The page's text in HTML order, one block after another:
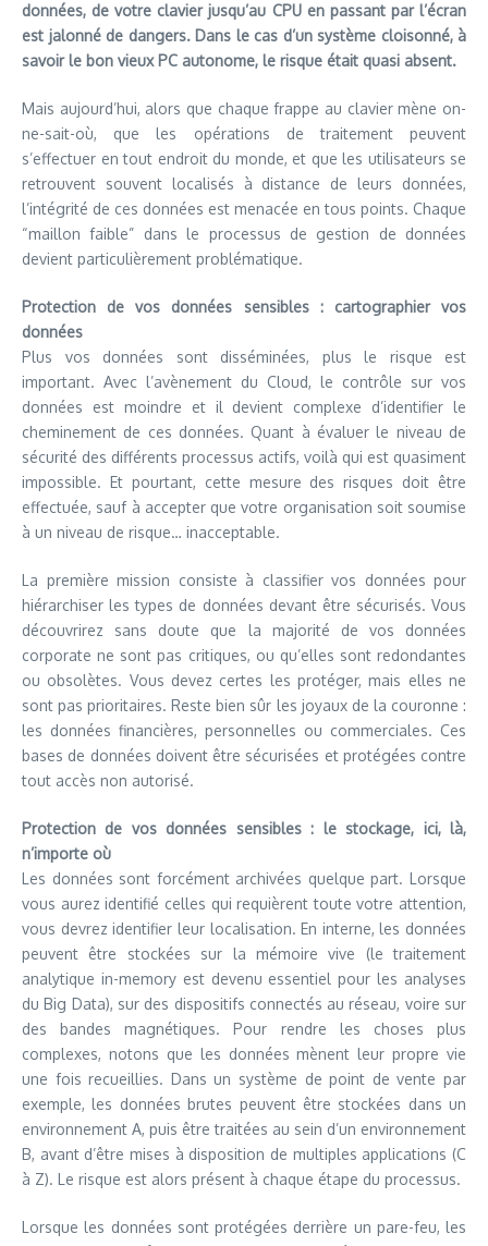
données, de votre clavier jusqu’au CPU en passant par l’écran
est jalonné de dangers. Dans le cas d’un système cloisonné, à
savoir le bon vieux PC autonome, le risque était quasi absent.
Mais aujourd’hui, alors que chaque frappe au clavier mène on-
ne-sait-où, que les opérations de traitement peuvent
s’effectuer en tout endroit du monde, et que les utilisateurs se
retrouvent souvent localisés à distance de leurs données,
l’intégrité de ces données est menacée en tous points. Chaque
“maillon faible” dans le processus de gestion de données
devient particulièrement problématique.
Protection de vos données sensibles : cartographier vos
données
Plus vos données sont disséminées, plus le risque est
important. Avec l’avènement du Cloud, le contrôle sur vos
données est moindre et il devient complexe d’identifier le
cheminement de ces données. Quant à évaluer le niveau de
sécurité des différents processus actifs, voilà qui est quasiment
impossible. Et pourtant, cette mesure des risques doit être
effectuée, sauf à accepter que votre organisation soit soumise
à un niveau de risque… inacceptable.
La première mission consiste à classifier vos données pour
hiérarchiser les types de données devant être sécurisés. Vous
découvrirez sans doute que la majorité de vos données
corporate ne sont pas critiques, ou qu’elles sont redondantes
ou obsolètes. Vous devez certes les protéger, mais elles ne
sont pas prioritaires. Reste bien sûr les joyaux de la couronne :
les données financières, personnelles ou commerciales. Ces
bases de données doivent être sécurisées et protégées contre
tout accès non autorisé.
Protection de vos données sensibles : le stockage, ici, là,
n’importe où
Les données sont forcément archivées quelque part. Lorsque
vous aurez identifié celles qui requièrent toute votre attention,
vous devrez identifier leur localisation. En interne, les données
peuvent être stockées sur la mémoire vive (le traitement
analytique in-memory est devenu essentiel pour les analyses
du Big Data), sur des dispositifs connectés au réseau, voire sur
des bandes magnétiques. Pour rendre les choses plus
complexes, notons que les données mènent leur propre vie
une fois recueillies. Dans un système de point de vente par
exemple, les données brutes peuvent être stockées dans un
environnement A, puis être traitées au sein d’un environnement
B, avant d’être mises à disposition de multiples applications (C
à Z). Le risque est alors présent à chaque étape du processus.
Lorsque les données sont protégées derrière un pare-feu, les